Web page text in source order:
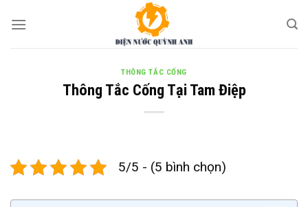
THÔNG TẮC CỐNG
Thông Tắc Cống Tại Tam Điệp
5/5 - (5 bình chọn)